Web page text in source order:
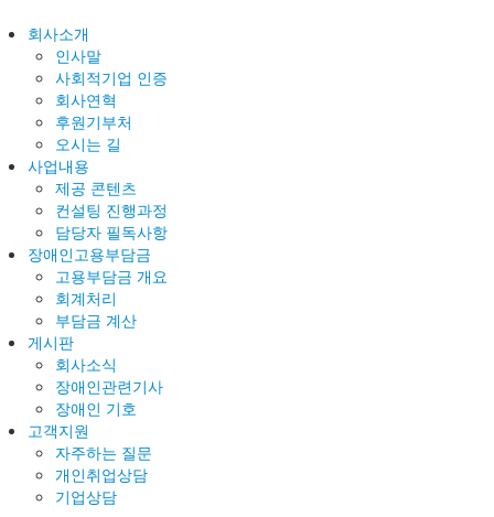
회사소개
인사말
사회적기업 인증
회사연혁
후원기부처
오시는 길
사업내용
제공 콘텐츠
컨설팅 진행과정
담당자 필독사항
장애인고용부담금
고용부담금 개요
회계처리
부담금 계산
게시판
회사소식
장애인관련기사
장애인 기호
고객지원
자주하는 질문
개인취업상담
기업상담